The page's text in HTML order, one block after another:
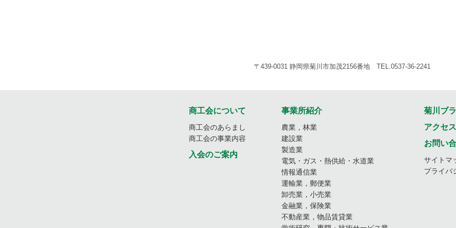
〒439-0031 静岡県菊川市加茂2156番地 TEL.0537-36-2241
商工会について
商工会のあらまし
商工会の事業内容
入会のご案内
事業所紹介
農業，林業
建設業
製造業
電気・ガス・熱供給・水道業
情報通信業
運輸業，郵便業
卸売業，小売業
金融業，保険業
不動産業，物品賃貸業
菊川ブ
アクセス
お問い
サイトマ
プライバ